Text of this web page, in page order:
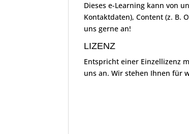
Dieses e-Learning kann von
Kontaktdaten), Content (z. B.
uns gerne an!
LIZENZ
Entspricht einer Einzellizenz
uns an. Wir stehen Ihnen für